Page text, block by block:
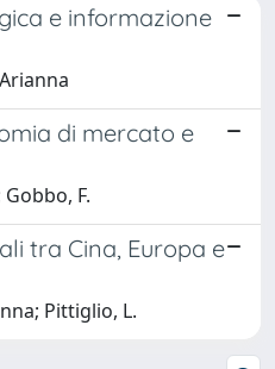
e informazione
di mercato e
F.
tra Cina, Europa e
Pittiglio, L.